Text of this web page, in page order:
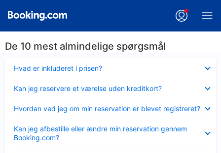
De 10 mest almindelige spørgsmål
Hvad er inkluderet i prisen?
Kan jeg reservere et værelse uden kreditkort?
Hvordan ved jeg om min reservation er blevet registreret?
Kan jeg afbestille eller ændre min reservation gennem
Booking.com?